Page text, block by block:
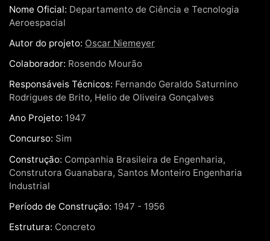
Nome Oficial: Departamento de Ciência e Tecnologia
Aeroespacial
Autor do projeto: Oscar Niemeyer
Colaborador: Rosendo Mourão
Responsáveis Técnicos: Fernando Geraldo Saturnino
Rodrigues de Brito, Helio de Oliveira Gonçalves
Ano Projeto: 1947
Concurso: Sim
Construção: Companhia Brasileira de Engenharia,
Construtora Guanabara, Santos Monteiro Engenharia
Industrial
Período de Construção: 1947 - 1956
Estrutura: Concreto